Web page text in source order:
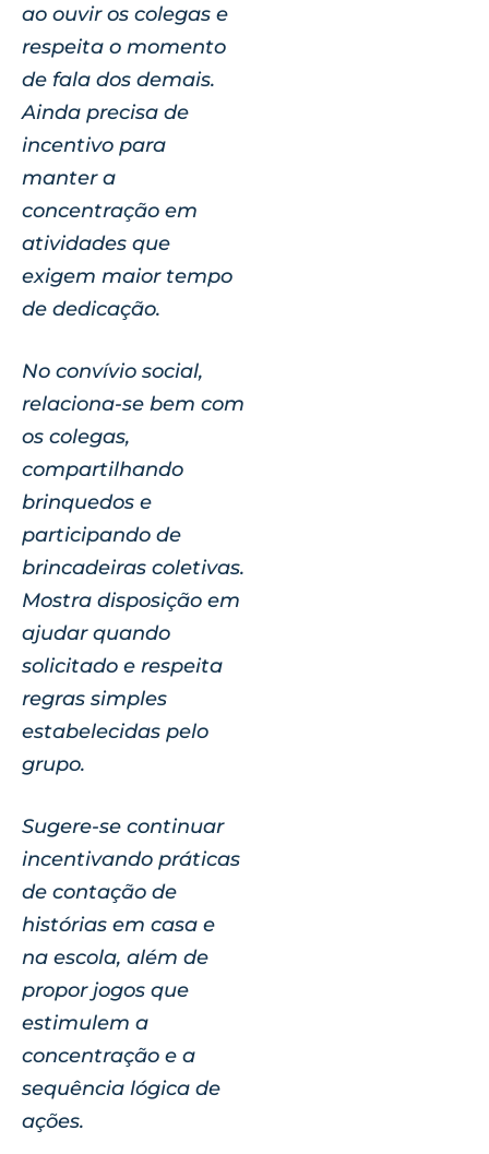
ao ouvir os colegas e
respeita o momento
de fala dos demais.
Ainda precisa de
incentivo para
manter a
concentração em
atividades que
exigem maior tempo
de dedicação.
No convívio social,
relaciona-se bem com
os colegas,
compartilhando
brinquedos e
participando de
brincadeiras coletivas.
Mostra disposição em
ajudar quando
solicitado e respeita
regras simples
estabelecidas pelo
grupo.
Sugere-se continuar
incentivando práticas
de contação de
histórias em casa e
na escola, além de
propor jogos que
estimulem a
concentração e a
sequência lógica de
ações.